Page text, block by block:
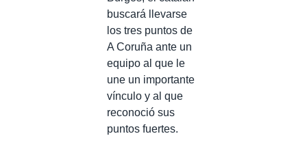
buscará llevarse
los tres puntos de
A Coruña ante un
equipo al que le
une un importante
vínculo y al que
reconoció sus
puntos fuertes.